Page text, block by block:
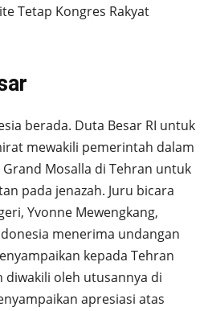
Tetap Kongres Rakyat
berada. Duta Besar RI untuk
mewakili pemerintah dalam
Mosalla di Tehran untuk
pada jenazah. Juru bicara
Yvonne Mewengkang,
menerima undangan
kepada Tehran
diwakili oleh utusannya di
apresiasi atas